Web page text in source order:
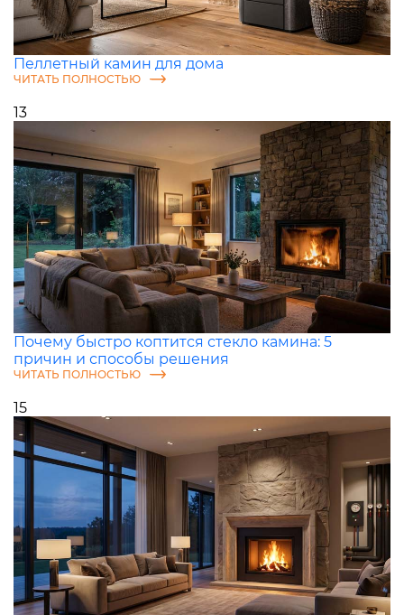
Пеллетный камин для дома
ЧИТАТЬ ПОЛНОСТЬЮ
13
Почему быстро коптится стекло камина: 5
причин и способы решения
ЧИТАТЬ ПОЛНОСТЬЮ
15